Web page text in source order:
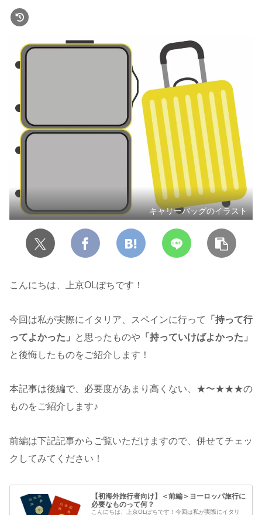
キャリーバッグのイラスト
こんにちは、上京OLぽちです！
今回は私が実際にイタリア、スペインに行って
「持って行
ってよかった」
と思ったものや 「持っていけばよかった」
と後悔したものをご紹介します！
本記事は後編で、必要度があまり高くない、★〜★★★の
ものをご紹介します♪
前編は下記記事からご覧いただけますので、併せてチェッ
クしてみてください！
【初海外旅行者向け】＜前編＞ヨーロッパ旅行に
必要なものって何？
こんにちは、上京OLぽちです！今回は私が実際にイタリ